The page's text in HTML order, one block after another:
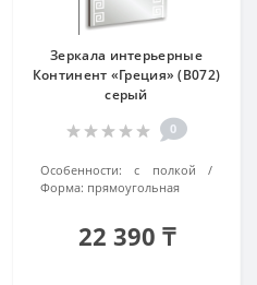
Зеркала интерьерные
Континент «Греция» (В072)
серый
0
Особенности:
с полкой
Форма: прямоугольная
22 390 ₸